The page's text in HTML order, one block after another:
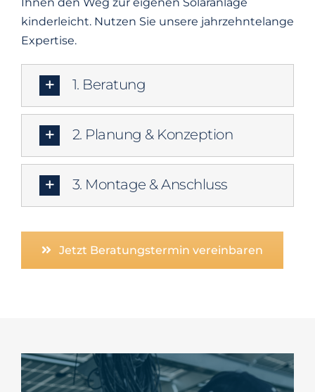
kinderleicht. Nutzen Sie unsere jahrzehntelange
Expertise.
1. Beratung
2. Planung & Konzeption
3. Montage & Anschluss
Jetzt Beratungstermin vereinbaren